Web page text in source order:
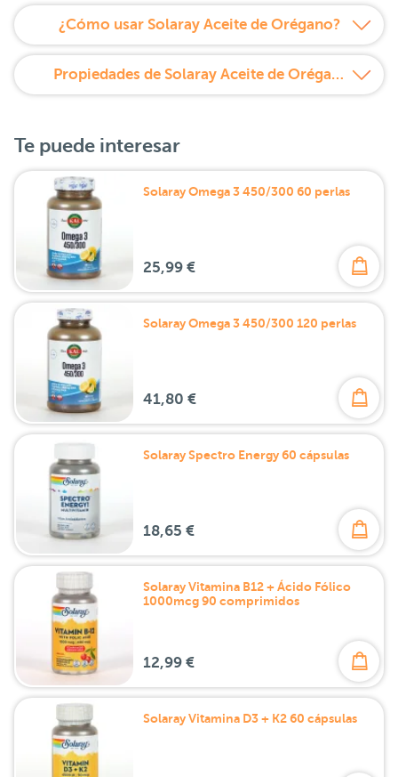
¿Cómo usar Solaray Aceite de Orégano?
Propiedades de Solaray Aceite de Orégano
Te puede interesar
Solaray Omega 3 450/300 60 perlas
25,99 €
Solaray Omega 3 450/300 120 perlas
41,80 €
Solaray Spectro Energy 60 cápsulas
18,65 €
Solaray Vitamina B12 + Ácido Fólico
1000mcg 90 comprimidos
12,99 €
Solaray Vitamina D3 + K2 60 cápsulas